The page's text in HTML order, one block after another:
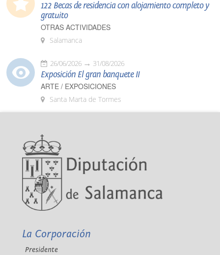
122 Becas de residencia con alojamiento completo y
gratuito
OTRAS ACTIVIDADES
Salamanca
26/06/2026 31/08/2026
Exposición El gran banquete II
ARTE / EXPOSICIONES
Santa Marta de Tormes
La Corporación
Presidente